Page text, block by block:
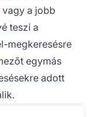
vagy a jobb
teszi a
megkeresésre
egymás
adott